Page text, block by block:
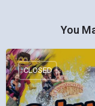
You
CLOSED